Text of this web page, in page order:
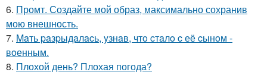
6. Промт. Создайте мой образ, максимально сохранив
мою внешность.
7. Maть paзpыдaлacь, yзнaв, чтo cтaлo c её cынoм -
вoенным.
8. Плохой день? Плохая погода?